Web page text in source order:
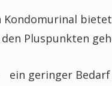
Kondomurinal
den Pluspunkten
ein geringer